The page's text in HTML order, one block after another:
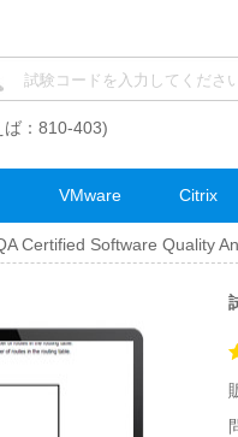
ば：810-403)
VMware Citrix
Certified Software Quality